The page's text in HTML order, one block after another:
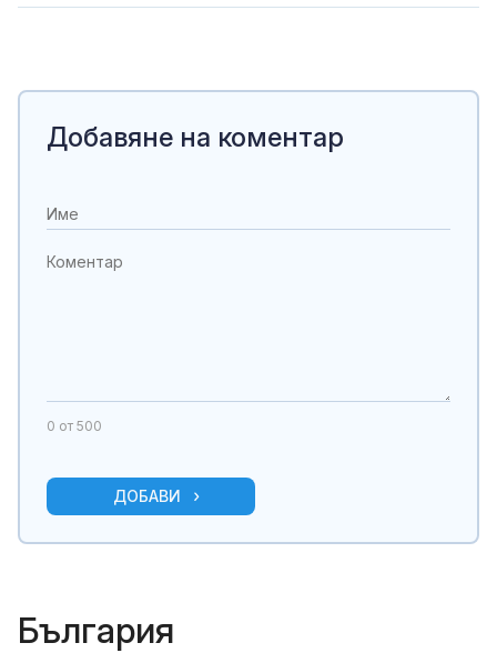
Добавяне на коментар
0 от 500
ДОБАВИ
България